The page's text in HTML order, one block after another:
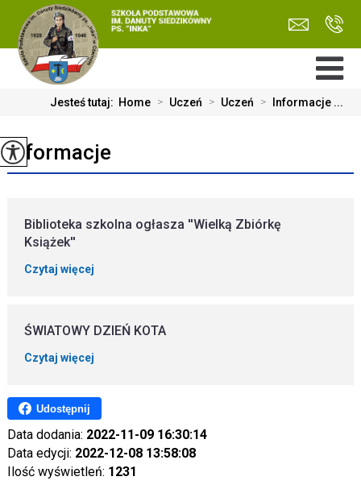
Jesteś tutaj: Home > Uczeń > Uczeń > Informacje ...
Informacje
Biblioteka szkolna ogłasza ''Wielką Zbiórkę
Książek''
Czytaj więcej
ŚWIATOWY DZIEŃ KOTA
Czytaj więcej
Udostępnij
Data dodania: 2022-11-09 16:30:14
Data edycji: 2022-12-08 13:58:08
Ilość wyświetleń: 1231